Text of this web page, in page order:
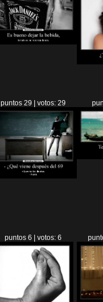
puntos 29 | votos: 29
puntos 6 | votos: 6